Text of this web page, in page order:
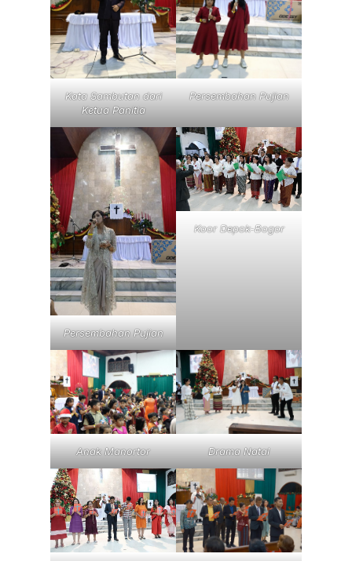
Kata Sambutan dari
Ketua Panitia
Persembahan Pujian
Persembahan Pujian
Koor Depok-Bogor
Anak Manortor Drama Natal